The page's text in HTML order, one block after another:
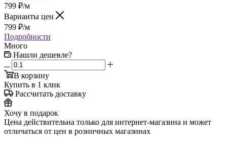
799 ₽/м
Варианты цен
799 ₽/м
Подробности
Много
Нашли дешевле?
В корзину
Купить в 1 клик
Рассчитать доставку
Хочу в подарок
Цена действительна только для интернет-магазина и может
отличаться от цен в розничных магазинах